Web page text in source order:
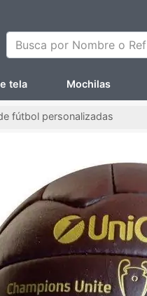
Busca por Nombre o Ref
tela Mochilas
fútbol personalizadas